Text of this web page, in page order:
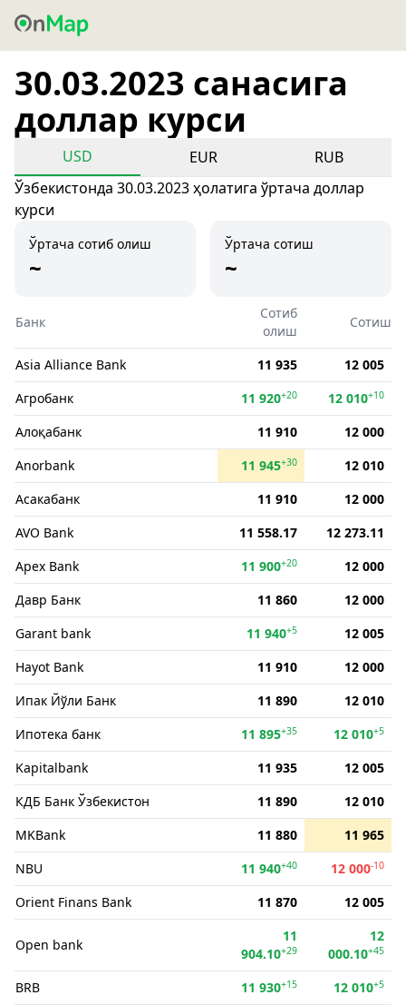
30.03.2023 санасига
доллар курси
USD EUR
RUB
Ўзбекистонда 30.03.2023 ҳолатига ўртача доллар
курси
Ўртача сотиб олиш
~
Ўртача сотиш
~
Банк
Сотиб
олиш
Сотиш
Asia Alliance Bank 11 935
12 005
Агробанк
11 920+20 12 010+10
Алоқабанк 11 910
12 000
Anorbank
11 945+30
12 010
Асакабанк
11 910
12 000
AVO Bank
11 558.17
12 273.11
Apex Bank
11 900+20
12 000
Давр Банк
11 860
12 000
Garant bank
11 940+5
12 005
Hayot Bank
11 910
12 000
Ипак Йўли Банк
11 890
12 010
Ипотека банк
11 895+35 12 010+5
Kapitalbank 11 935
12 005
КДБ Банк Ўзбекистон
11 890
12 010
MKBank
11 880
11 965
NBU
11 940+40 12 000-10
Orient Finans Bank 11 870 12 005
Open bank
11
904.10+29
12
000.10+45
BRB 11 930+15 12 010+5